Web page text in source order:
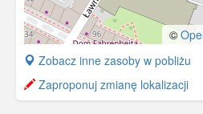
©
+
−
Zobacz inne zasoby w pobliżu
Zaproponuj zmianę lokalizacji